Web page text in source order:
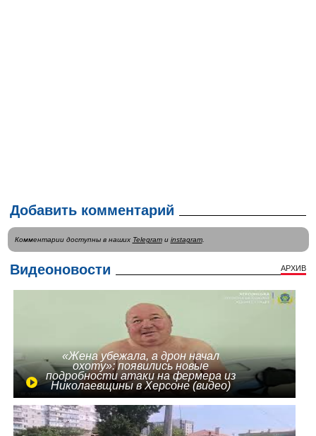
Добавить комментарий
Комментарии доступны в наших Telegramи instagram.
Видеоновости АРХИВ
«Жена убежала, а дрон начал
охоту»: появились новые
подробности атаки на фермера из
Николаевщины в Херсоне (видео)